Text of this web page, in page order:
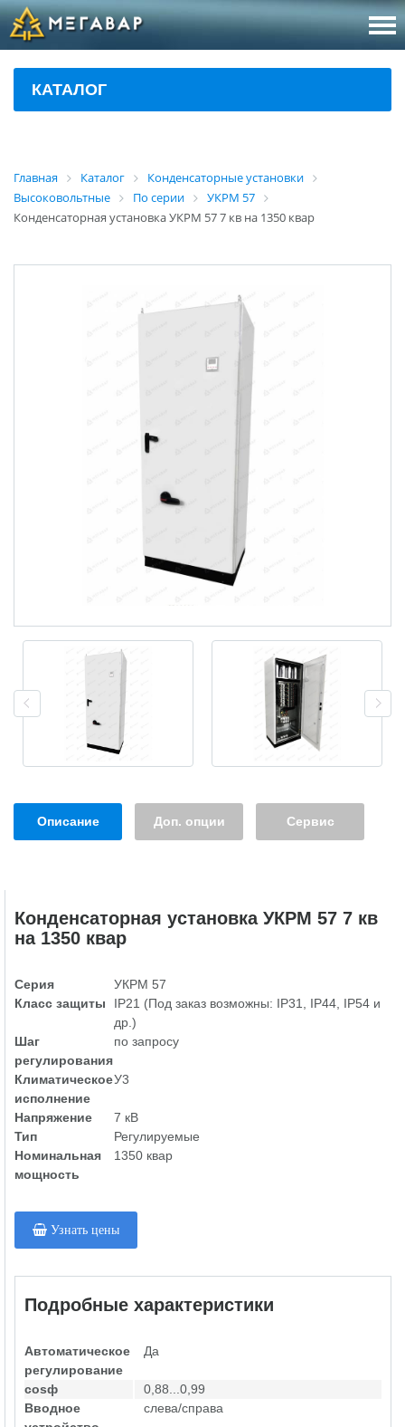
8
КАТАЛОГ
Главная Каталог
Конденсаторные установки
Высоковольтные
По серии
УКРМ 57
Конденсаторная установка УКРМ 57 7 кв на 1350 квар
Описание Доп. опции Сервис
Конденсаторная установка УКРМ 57 7 кв
на 1350 квар
Серия
УКРМ 57
Класс защиты
IP21 (Под заказ возможны: IP31, IP44, IP54 и
др.)
Шаг
регулирования
по запросу
Климатическое
исполнение
У3
Напряжение
7 кВ
Тип
Регулируемые
Номинальная
мощность
1350 квар
Узнать цены
Подробные характеристики
Автоматическое
регулирование
Да
cosф
0,88...0,99
Вводное
слева/справа